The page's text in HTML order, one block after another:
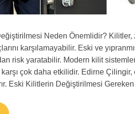
Neden Önemlidir?
karşılamayabilir. Eski ve
risk yaratabilir. Modern kilit
çok daha etkilidir. Edirne
Eski Kilitlerin Değiştirilmesi